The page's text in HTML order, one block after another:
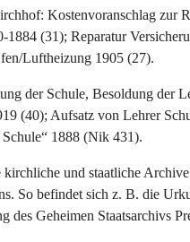
Kostenvoranschlag zur
1884 (31); Reparatur
Luftheizung 1905 (27).
der Schule, Besoldung der
(40); Aufsatz von Lehrer
1888 (Nik 431).
und staatliche
So befindet sich z. B. die
des Geheimen Staatsarchivs